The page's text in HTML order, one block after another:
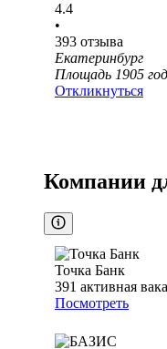
4.4
•
393 отзыва
Екатеринбург
Площадь 1905
Откликнуться
Компании
Точка Банк
391 активная
Посмотреть